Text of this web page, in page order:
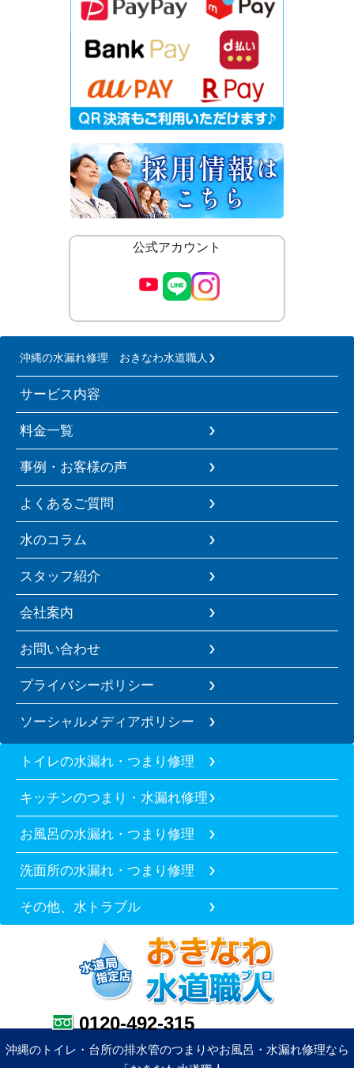
公式アカウント
沖縄の水漏れ修理 おきなわ水道職人
サービス内容
料金一覧
事例・お客様の声
よくあるご質問
水のコラム
スタッフ紹介
会社案内
お問い合わせ
プライバシーポリシー
ソーシャルメディアポリシー
トイレの水漏れ・つまり修理
キッチンのつまり・水漏れ修理
お風呂の水漏れ・つまり修理
洗面所の水漏れ・つまり修理
その他、水トラブル
0120-492-315
沖縄のトイレ・台所の排水管のつまりやお風呂・水漏れ修理なら